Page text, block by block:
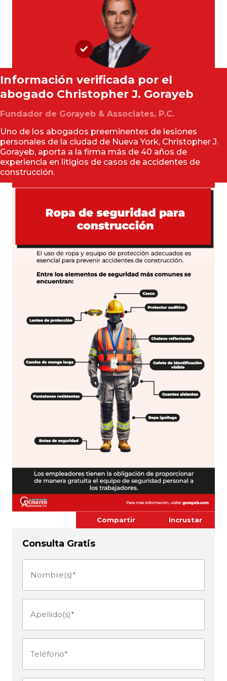
Información verificada por el
abogado Christopher J. Gorayeb
Fundador de Gorayeb & Associates, P.C.
Uno de los abogados preeminentes de lesiones
personales de la ciudad de Nueva York, Christopher J.
Gorayeb, aporta a la firma más de 40 años de
experiencia en litigios de casos de accidentes de
construcción.
Compartir Incrustar
Consulta Gratis
Nombre(s)
Apellido(s)
Teléfono (Obligatorio)